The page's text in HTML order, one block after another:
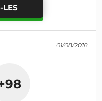
LES
01/08/2018